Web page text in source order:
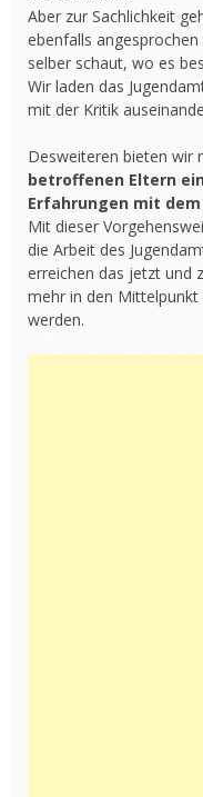
Aber zur Sachlichkeit
ebenfalls
selber schaut, wo es
Wir laden das
mit der Kritik
Desweiteren bieten wir
betroffenen Eltern
Erfahrungen mit
Mit dieser
die Arbeit des
erreichen das jetzt und
mehr in den
werden.